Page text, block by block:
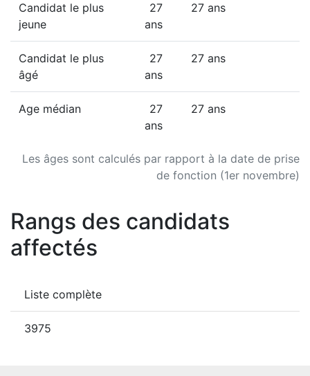
Les âges sont calculés par rapport à la date de prise
de fonction (1er novembre)
Candidat le plus
jeune
27
ans
27 ans
Candidat le plus
âgé
27
ans
27 ans
Age médian
27
ans
27 ans
Rangs des candidats
affectés
Liste complète
3975